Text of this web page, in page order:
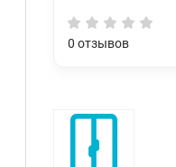
0 отзывов